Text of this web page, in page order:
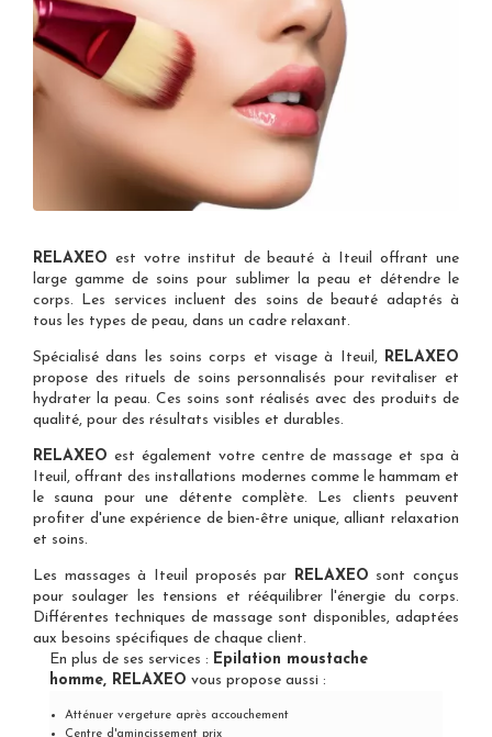
RELAXEO est votre institut de beauté à Iteuil
offrant une
large gamme de soins pour sublimer la peau et détendre le
corps. Les services incluent des soins de beauté adaptés à
tous les types de peau, dans un cadre relaxant.
Spécialisé dans les soins corps et visage à Iteuil , RELAXEO
propose des rituels de soins personnalisés pour revitaliser et
hydrater la peau. Ces soins sont réalisés avec des produits de
qualité, pour des résultats visibles et durables.
RELAXEO est également votre centre de massage et spa à
Iteuil , offrant des installations modernes comme le hammam et
le sauna pour une détente complète. Les clients peuvent
profiter d'une expérience de bien-être unique, alliant relaxation
et soins.
Les massages à Iteuil proposés par RELAXEO sont conçus
pour soulager les tensions et rééquilibrer l'énergie du corps.
Différentes techniques de massage sont disponibles, adaptées
aux besoins spécifiques de chaque client.
En plus de ses services : Epilation moustache
homme, RELAXEO vous propose aussi :
Atténuer vergeture après accouchement
Centre d'amincissement prix